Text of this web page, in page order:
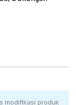
modifikasi produk